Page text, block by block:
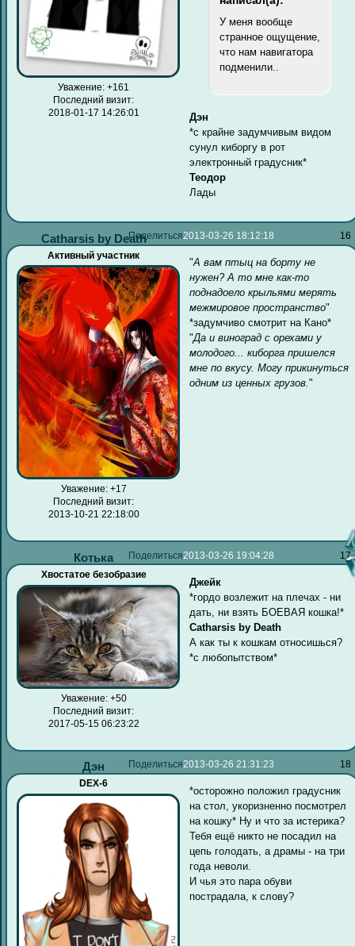
Уважение: +161
Последний визит:
2018-01-17 14:26:01
У меня вообще
странное ощущение,
что нам навигатора
подменили..
Дэн
*с крайне задумчивым видом
сунул киборгу в рот
электронный градусник*
Теодор
Лады
Поделиться 16
2013-03-26 18:12:18
Catharsis by Death
Активный участник
Уважение: +17
Последний визит:
2013-10-21 22:18:00
"А вам птыц на борту не
нужен? А то мне как-то
поднадоело крыльями мерять
межмировое пространство"
*задумчиво смотрит на Кано*
"Да и виноград с орехами у
молодого... киборга пришелся
мне по вкусу. Могу прикинуться
одним из ценных грузов."
Поделиться 17
2013-03-26 19:04:28
Котька
Хвостатое безобразие
Уважение: +50
Последний визит:
2017-05-15 06:23:22
Джейк
*гордо возлежит на плечах - ни
дать, ни взять БОЕВАЯ кошка!*
Catharsis by Death
А как ты к кошкам относишься?
*с любопытством*
Поделиться 18
2013-03-26 21:31:23
Дэн
DEX-6
*осторожно положил градусник
на стол, укоризненно посмотрел
на кошку* Ну и что за истерика?
Тебя ещё никто не посадил на
цепь голодать, а драмы - на три
года неволи.
И чья это пара обуви
пострадала, к слову?